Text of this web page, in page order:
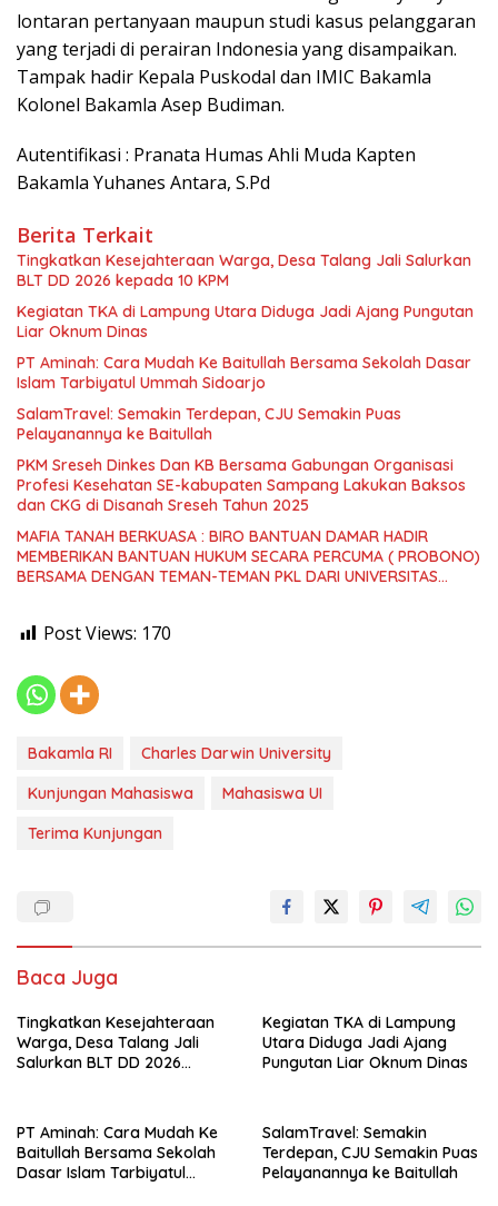
lontaran pertanyaan maupun studi kasus pelanggaran
yang terjadi di perairan Indonesia yang disampaikan.
Tampak hadir Kepala Puskodal dan IMIC Bakamla
Kolonel Bakamla Asep Budiman.
Autentifikasi : Pranata Humas Ahli Muda Kapten
Bakamla Yuhanes Antara, S.Pd
Berita Terkait
Tingkatkan Kesejahteraan Warga, Desa Talang Jali Salurkan
BLT DD 2026 kepada 10 KPM
Kegiatan TKA di Lampung Utara Diduga Jadi Ajang Pungutan
Liar Oknum Dinas
PT Aminah: Cara Mudah Ke Baitullah Bersama Sekolah Dasar
Islam Tarbiyatul Ummah Sidoarjo
SalamTravel: Semakin Terdepan, CJU Semakin Puas
Pelayanannya ke Baitullah
PKM Sreseh Dinkes Dan KB Bersama Gabungan Organisasi
Profesi Kesehatan SE-kabupaten Sampang Lakukan Baksos
dan CKG di Disanah Sreseh Tahun 2025
MAFIA TANAH BERKUASA : BIRO BANTUAN DAMAR HADIR
MEMBERIKAN BANTUAN HUKUM SECARA PERCUMA ( PROBONO)
BERSAMA DENGAN TEMAN-TEMAN PKL DARI UNIVERSITAS
Post Views: 170
Bakamla RI
Charles Darwin University
Kunjungan Mahasiswa
Mahasiswa UI
Terima Kunjungan
Baca Juga
Tingkatkan Kesejahteraan
Warga, Desa Talang Jali
Salurkan BLT DD 2026
Kegiatan TKA di Lampung
Utara Diduga Jadi Ajang
Pungutan Liar Oknum Dinas
PT Aminah: Cara Mudah Ke
Baitullah Bersama Sekolah
Dasar Islam Tarbiyatul
SalamTravel: Semakin
Terdepan, CJU Semakin Puas
Pelayanannya ke Baitullah